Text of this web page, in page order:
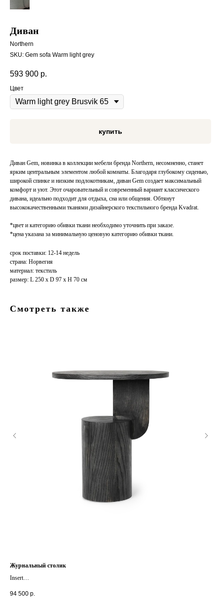
Диван
Northern
SKU: Gem sofa Warm light grey
593 900 р.
Цвет
купить
Диван Gem, новинка в коллекции мебели бренда Northern, несомненно, станет
ярким центральным элементом любой комнаты. Благодаря глубокому сиденью,
широкой спинке и низким подлокотникам, диван Gem создает максимальный
комфорт и уют. Этот очаровательный и современный вариант классического
дивана, идеально подходит для отдыха, сна или общения. Обтянут
высококачественными тканями дизайнерского текстильного бренда Kvadrat.
*цвет и категорию обивки ткани необходимо уточнить при заказе.
*цена указана за минимальную ценовую категорию обивки ткани.
срок поставки: 12-14 недель
страна: Норвегия
материал: текстиль
размер: L 250 x D 97 x H 70 см
Смотреть также
Журнальный столик
Insert
94 500 р.